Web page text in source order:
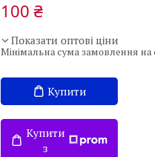
100 ₴
Показати оптові ціни
Мінімальна сума замовлення на
Купити
Купити
з